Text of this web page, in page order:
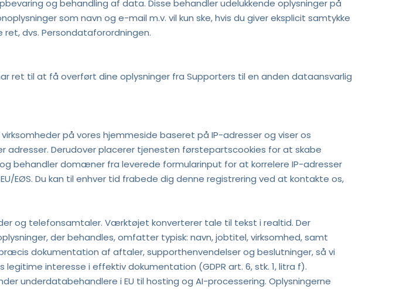
og behandling af data. Disse behandler udelukkende oplysninger på
som navn og e-mail m.v. vil kun ske, hvis du giver eksplicit samtykke
dvs. Persondataforordningen.
ret til at få overført dine oplysninger fra Supporters til en anden dataansvarlig
på vores hjemmeside baseret på IP-adresser og viser os
Derudover placerer tjenesten førstepartscookies for at skabe
behandler domæner fra leverede formularinput for at korrelere IP-adresser
EØS. Du kan til enhver tid frabede dig denne registrering ved at kontakte os,
og telefonsamtaler. Værktøjet konverterer tale til tekst i realtid. Der
der behandles, omfatter typisk: navn, jobtitel, virksomhed, samt
dokumentation af aftaler, supporthenvendelser og beslutninger, så vi
interesse i effektiv dokumentation (GDPR art. 6, stk. 1, litra f).
underdatabehandlere i EU til hosting og AI-processering. Oplysningerne